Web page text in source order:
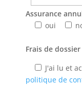
Assurance
oui
Frais de dossier
J'ai lu et
politique de